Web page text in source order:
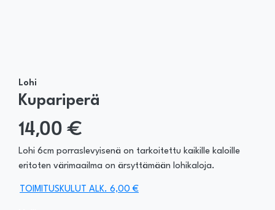
Lohi
Kupariperä
14,00 €
Lohi 6cm porraslevyisenä on tarkoitettu kaikille kaloille
eritoten värimaailma on ärsyttämään lohikaloja.
TOIMITUSKULUT ALK. 6,00 €